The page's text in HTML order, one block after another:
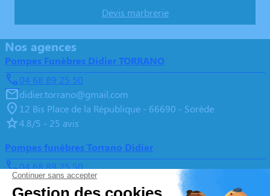
Devis marbrerie
Nos agences
Pompes Funèbres Didier TORRANO
04 68 89 25 50
didier.torrano@gmail.com
12 Bis Place de la République - 66690 - Sorède
4.8/5 - 25 avis
Pompes funèbres Torrano Didier
04 68 89 25 50
didier.torrano@gmail.com